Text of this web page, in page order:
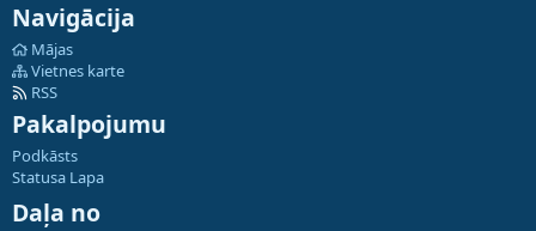
Navigācija
Mājas
Vietnes karte
RSS
Pakalpojumu
Podkāsts
Statusa Lapa
Daļa no